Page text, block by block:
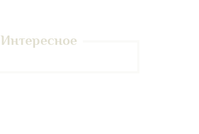
Интересное